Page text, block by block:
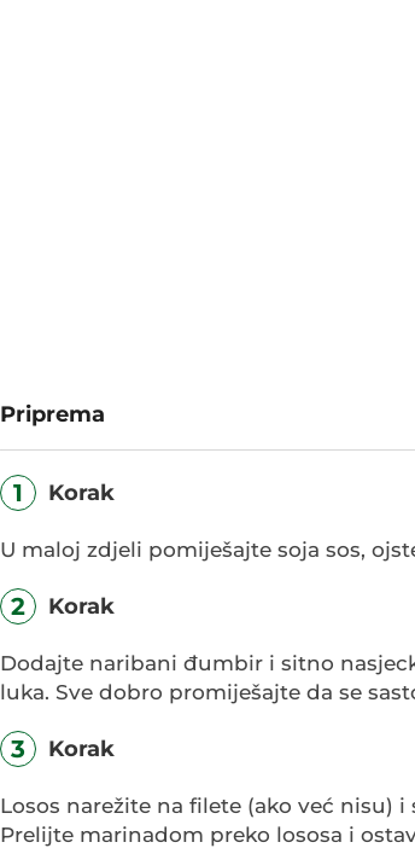
Priprema
1 Korak
U maloj zdjeli pomiješajte soja sos,
2 Korak
Dodajte naribani đumbir i sitno
luka. Sve dobro promiješajte da se
3 Korak
Losos narežite na filete (ako već nisu)
Prelijte marinadom preko lososa i